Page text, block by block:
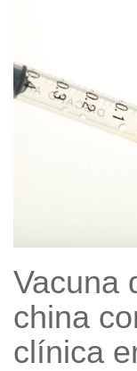
Vacuna
china
clínica